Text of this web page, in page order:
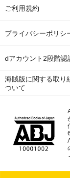
ご利用規約
プライバシーポリシ
dアカウント2段階認
海賊版に関する取り
ついて